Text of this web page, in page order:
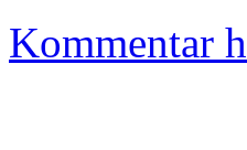
Kommentar